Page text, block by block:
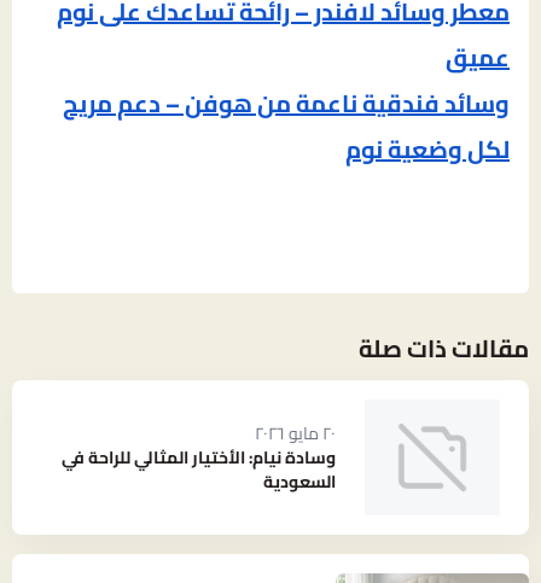
معطر وسائد لافندر – رائحة تساعدك على نوم
عميق
وسائد فندقية ناعمة من هوفن – دعم مريح
لكل وضعية نوم
مقالات ذات صلة
٢٠ مايو ٢٠٢٦
وسادة نيام: الأختيار المثالي للراحة في
السعودية